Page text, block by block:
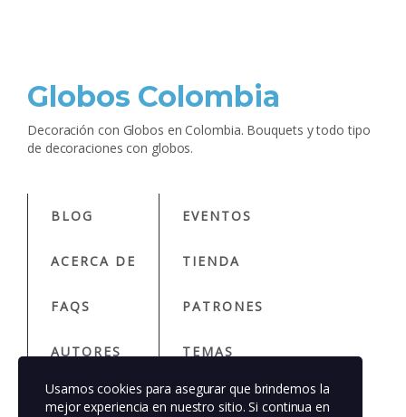
Globos Colombia
Decoración con Globos en Colombia. Bouquets y todo tipo
de decoraciones con globos.
BLOG
ACERCA DE
FAQS
AUTORES
EVENTOS
TIENDA
PATRONES
TEMAS
Usamos cookies para asegurar que brindemos la
mejor experiencia en nuestro sitio. Si continua en